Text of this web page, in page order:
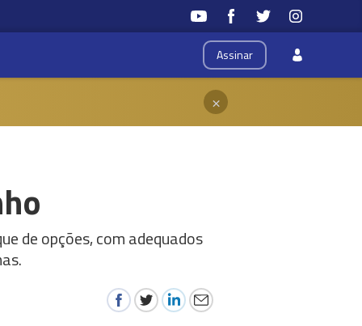
Assinar
×
de opções, com adequados